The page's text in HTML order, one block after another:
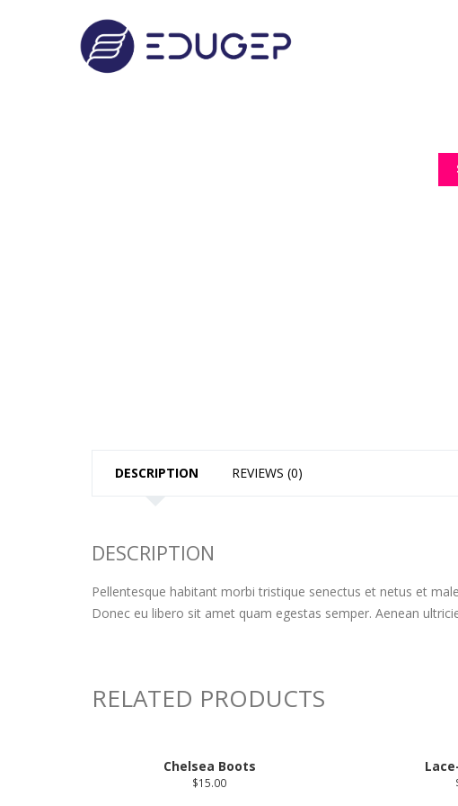
DESCRIPTION REVIEWS (0)
DESCRIPTION
Pellentesque habitant morbi tristique senectus et netus et
Donec eu libero sit amet quam egestas semper. Aenean
RELATED PRODUCTS
Chelsea Boots
$15.00